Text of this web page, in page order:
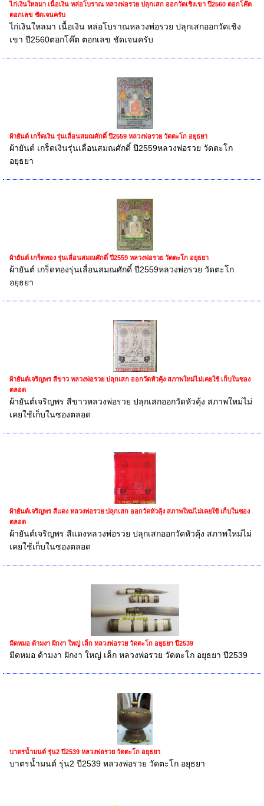
ไก่เงินใหลมา เนื้อเงิน หล่อโบราณ หลวงพ่อรวย ปลุกเสก ออกวัดเชิงเขา ปี2560 ตอกโค๊ต
ตอกเลข ชัดเจนครับ
ไก่เงินใหลมา เนื้อเงิน หล่อโบราณหลวงพ่อรวย ปลุกเสกออกวัดเชิง
เขา ปี2560ตอกโค๊ต ตอกเลข ชัดเจนครับ
ผ้ายันต์ เกร็ดเงิน รุ่นเลื่อนสมณศักดิ์ ปี2559 หลวงพ่อรวย วัดตะโก อยุธยา
ผ้ายันต์ เกร็ดเงินรุ่นเลื่อนสมณศักดิ์ ปี2559หลวงพ่อรวย วัดตะโก
อยุธยา
ผ้ายันต์ เกร็ดทอง รุ่นเลื่อนสมณศักดิ์ ปี2559 หลวงพ่อรวย วัดตะโก อยุธยา
ผ้ายันต์ เกร็ดทองรุ่นเลื่อนสมณศักดิ์ ปี2559หลวงพ่อรวย วัดตะโก
อยุธยา
ผ้ายันต์เจริญพร สีขาว หลวงพ่อรวย ปลุกเสก ออกวัดหัวคุ้ง สภาพใหม่ไม่เคยใช้ เก็บในซอง
ตลอด
ผ้ายันต์เจริญพร สีขาวหลวงพ่อรวย ปลุกเสกออกวัดหัวคุ้ง สภาพใหม่ไม่
เคยใช้เก็บในซองตลอด
ผ้ายันต์เจริญพร สีแดง หลวงพ่อรวย ปลุกเสก ออกวัดหัวคุ้ง สภาพใหม่ไม่เคยใช้ เก็บในซอง
ตลอด
ผ้ายันต์เจริญพร สีแดงหลวงพ่อรวย ปลุกเสกออกวัดหัวคุ้ง สภาพใหม่ไม่
เคยใช้เก็บในซองตลอด
มีดหมอ ด้ามงา ฝักงา ใหญ่ เล็ก หลวงพ่อรวย วัดตะโก อยุธยา ปี2539
มีดหมอ ด้ามงา ฝักงา ใหญ่ เล็ก หลวงพ่อรวย วัดตะโก อยุธยา ปี2539
บาตรน้ำมนต์ รุ่น2 ปี2539 หลวงพ่อรวย วัดตะโก อยุธยา
บาตรน้ำมนต์ รุ่น2 ปี2539 หลวงพ่อรวย วัดตะโก อยุธยา